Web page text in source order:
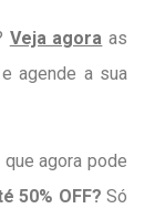
Veja agora as
agende a sua
agora pode
50% OFF? Só